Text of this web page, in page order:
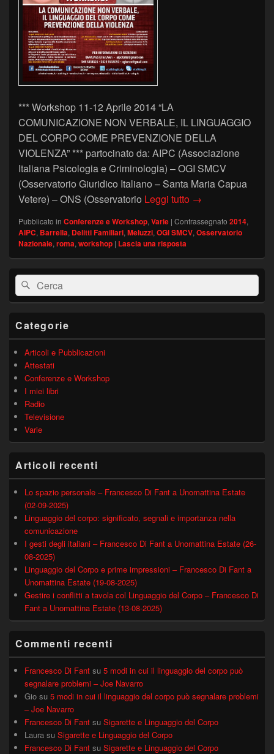
*** Workshop 11-12 Aprile 2014 “LA
COMUNICAZIONE NON VERBALE, IL LINGUAGGIO
DEL CORPO COME PREVENZIONE DELLA
VIOLENZA” *** partocinato da: AIPC (Associazione
Italiana Psicologia e Criminologia) – OGI SMCV
(Osservatorio Giuridico Italiano – Santa Maria Capua
Vetere) – ONS (Osservatorio Leggi tutto Workshop 11-12
→
Pubblicato in Conferenze e Workshop, Varie | Contrassegnato 2014,
AIPC, Barrella, Delitti Familiari, Meluzzi, OGI SMCV, Osservatorio
Nazionale, roma, workshop | Lascia una risposta
Area
widget
barra
laterale
Cerca:Cerca
Categorie
Articoli e Pubblicazioni
Attestati
Conferenze e Workshop
I miei libri
Radio
Televisione
Varie
Articoli recenti
Lo spazio personale – Francesco Di Fant a Unomattina Estate
(02-09-2025)
Linguaggio del corpo: significato, segnali e importanza nella
comunicazione
I gesti degli italiani – Francesco Di Fant a Unomattina Estate (26-
08-2025)
Linguaggio del Corpo e prime impressioni – Francesco Di Fant a
Unomattina Estate (19-08-2025)
Gestire i conflitti a tavola col Linguaggio del Corpo – Francesco Di
Fant a Unomattina Estate (13-08-2025)
Commenti recenti
Francesco Di Fant su 5 modi in cui il linguaggio del corpo può
segnalare problemi – Joe Navarro
Gio su 5 modi in cui il linguaggio del corpo può segnalare problemi
– Joe Navarro
Francesco Di Fant su Sigarette e Linguaggio del Corpo
Laura su Sigarette e Linguaggio del Corpo
Francesco Di Fant su Sigarette e Linguaggio del Corpo